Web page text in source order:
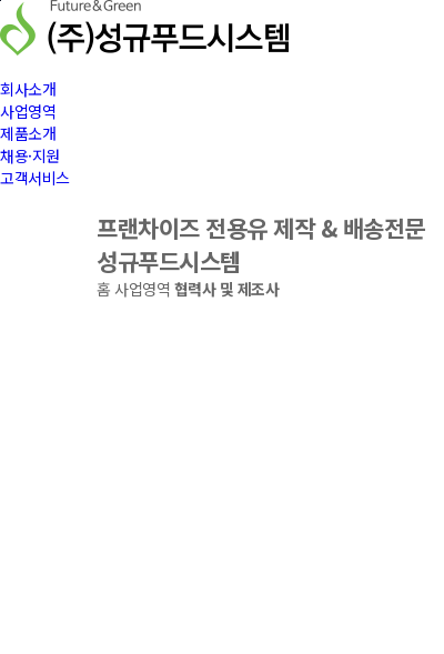
본문바로가기
회사소개
사업영역
제품소개
채용·지원
고객서비스
프랜차이즈 전용유 제작 & 배송전문
성규푸드시스템
홈 사업영역 협력사 및 제조사